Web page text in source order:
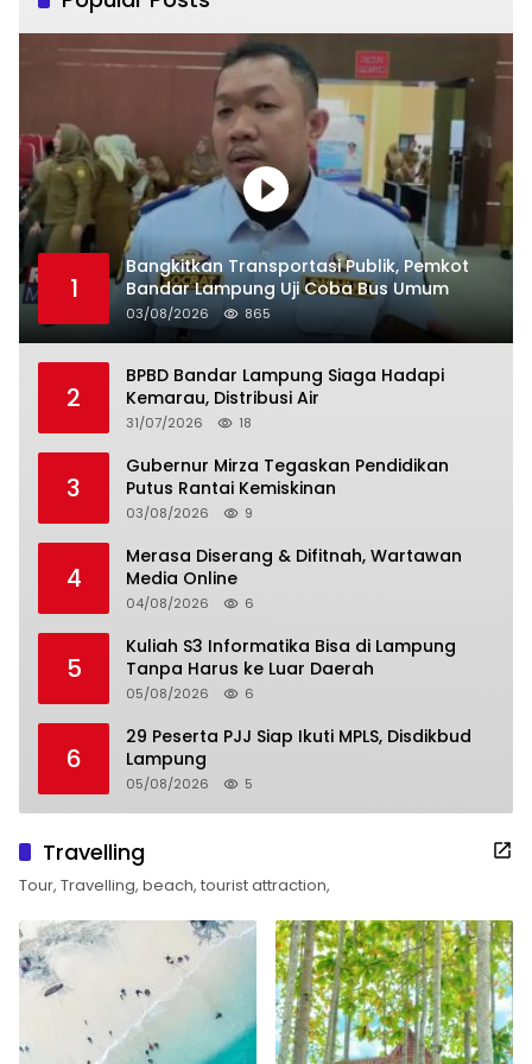
1
Bangkitkan Transportasi Publik, Pemkot
Bandar Lampung Uji Coba Bus Umum
03/08/2026 865
2
BPBD Bandar Lampung Siaga Hadapi
Kemarau, Distribusi Air
31/07/2026 18
3
Gubernur Mirza Tegaskan Pendidikan
Putus Rantai Kemiskinan
03/08/2026 9
4
Merasa Diserang & Difitnah, Wartawan
Media Online
04/08/2026 6
5
Kuliah S3 Informatika Bisa di Lampung
Tanpa Harus ke Luar Daerah
05/08/2026 6
6
29 Peserta PJJ Siap Ikuti MPLS, Disdikbud
Lampung
05/08/2026 5
Travelling
Tour, Travelling, beach, tourist attraction,